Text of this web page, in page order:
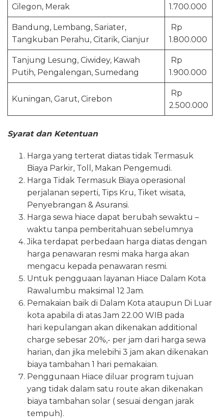
Cilegon, Merak
1.700.000
Bandung, Lembang, Sariater,
Tangkuban Perahu, Citarik, Cianjur
Rp
1.800.000
Tanjung Lesung, Ciwidey, Kawah
Putih, Pengalengan, Sumedang
Rp
1.900.000
Kuningan, Garut, Cirebon
Rp
2.500.000
Syarat dan Ketentuan
Harga yang terterat diatas tidak Termasuk
Biaya Parkir, Toll, Makan Pengemudi.
Harga Tidak Termasuk Biaya operasional
perjalanan seperti, Tips Kru, Tiket wisata,
Penyebrangan & Asuransi.
Harga sewa hiace dapat berubah sewaktu –
waktu tanpa pemberitahuan sebelumnya
Jika terdapat perbedaan harga diatas dengan
harga penawaran resmi maka harga akan
mengacu kepada penawaran resmi.
Untuk pengguaan layanan Hiace Dalam Kota
Rawalumbu maksimal 12 Jam.
Pemakaian baik di Dalam Kota ataupun Di Luar
kota apabila di atas Jam 22.00 WIB pada
hari kepulangan akan dikenakan additional
charge sebesar 20%,- per jam dari harga sewa
harian, dan jika melebihi 3 jam akan dikenakan
biaya tambahan 1 hari pemakaian.
Penggunaan Hiace diluar program tujuan
yang tidak dalam satu route akan dikenakan
biaya tambahan solar ( sesuai dengan jarak
tempuh).